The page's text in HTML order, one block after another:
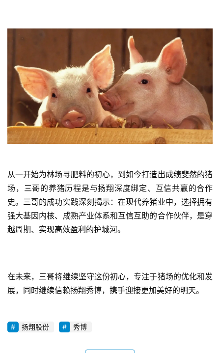
从一开始为林场寻肥料的初心，到如今打造出成绩斐然的猪
场，三哥的养猪历程是与扬翔深度绑定、互信共赢的合作
史。三哥的成功实践深刻揭示：在现代养猪业中，选择拥有
强大基因内核、成熟产业体系和互信互助的合作伙伴，是穿
越周期、实现高效盈利的护城河。
在未来，三哥将继续坚守这份初心，专注于猪场的优化和发
展，同时继续信赖扬翔秀博，携手迎接更加美好的明天。
扬翔股份 秀博